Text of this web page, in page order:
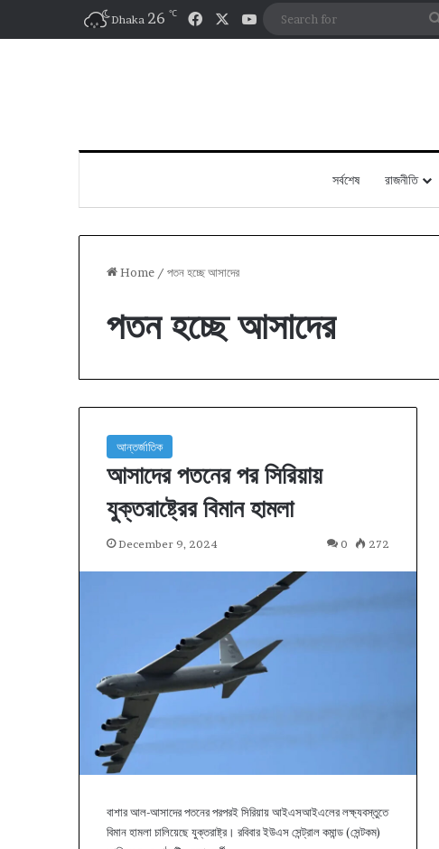
Dhaka 26 ℃ FacebookYouTube
সর্বশেষ রাজনীতি
Home / পতন হচ্ছে আসাদের
পতন হচ্ছে আসাদের
আন্তর্জাতিক
আসাদের পতনের পর সিরিয়ায়
যুক্তরাষ্ট্রের বিমান হামলা
December 9, 2024 0 272
বাশার আল-আসাদের পতনের পরপরই সিরিয়ায় আইএসআইএলের লক্ষ্যবস্তুতে
বিমান হামলা চালিয়েছে যুক্তরাষ্ট্র। রবিবার ইউএস সেন্ট্রাল কমান্ড (সেন্টকম)